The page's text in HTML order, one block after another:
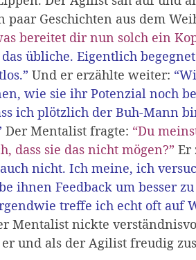
paar Geschichten aus dem
bereitet dir nun solch ein
das übliche. Eigentlich
Und er erzählte weiter:
wie sie ihr Potenzial noch
ich plötzlich der Buh-Mann
Der Mentalist fragte: “Du
dass sie das nicht mögen?” Er
auch nicht. Ich meine, ich
ihnen Feedback um besser
treffe ich echt oft auf
Mentalist nickte
und als der Agilist freudig